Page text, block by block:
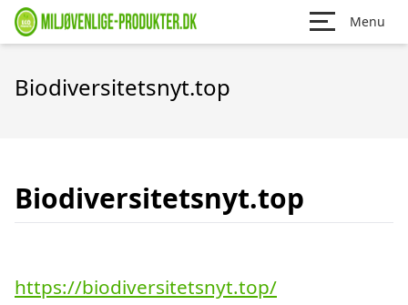
Menu
Biodiversitetsnyt.top
Biodiversitetsnyt.top
https://biodiversitetsnyt.top/